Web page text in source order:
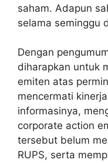
saham. Adapun
selama seminggu
Dengan
diharapkan untuk
emiten atas
mencermati
informasinya,
corporate action
tersebut belum
RUPS, serta